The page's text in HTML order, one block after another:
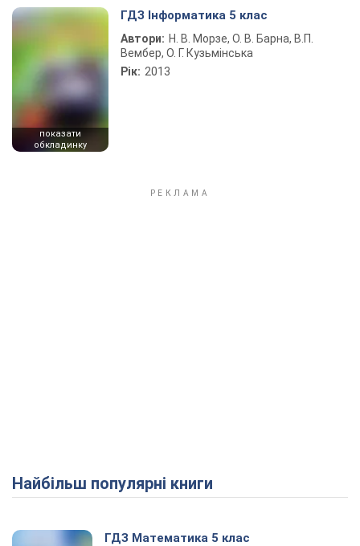
Play Video
показати
обкладинку
ГДЗ Інформатика 5 клас
Автори: Н. В. Морзе, О. В. Барна, В.П.
Вембер, О. Г. Кузьмінська
Рік: 2013
Найбільш популярні книги
ГДЗ Математика 5 клас